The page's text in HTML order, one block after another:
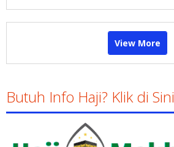
View More
Butuh Info Haji? Klik di Sini